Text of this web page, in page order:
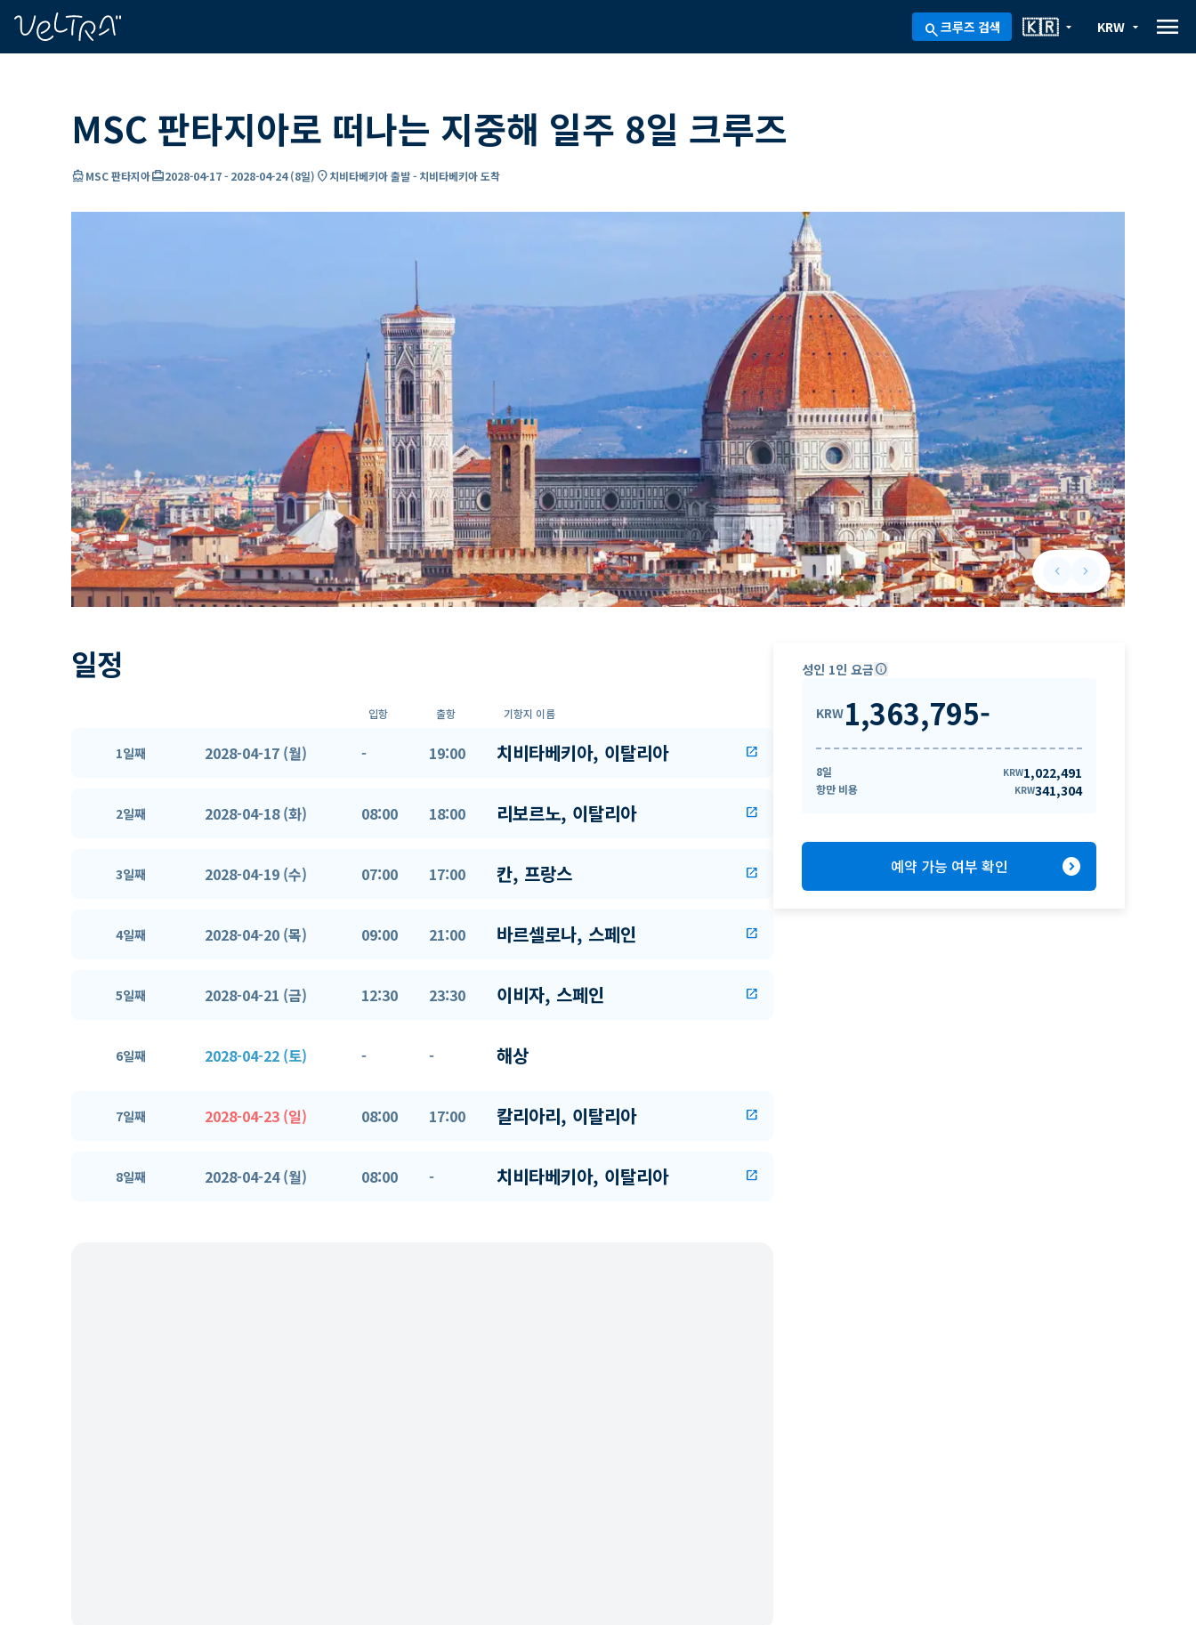
search크루즈 검색 arrow_drop_down
🇰🇷 arrow_drop_down
KRW menu
MSC 판타지아로 떠나는 지중해 일주 8일 크루즈
directions_boatMSC 판타지아card_travel2028-04-17- 2028-04-24(8일) location_on치비타베키아 출발 - 치비타베키아 도착
keyboard_arrow_leftPrevious slide
keyboard_arrow_rightNext slide
일정
입항 출항 기항지 이름
1일째 2028-04-17 (월) - 19:00 치비타베키아, 이탈리아 open_in_new
2일째 2028-04-18 (화) 08:00 18:00 리보르노, 이탈리아 open_in_new
3일째 2028-04-19 (수) 07:00 17:00 칸, 프랑스 open_in_new
4일째 2028-04-20 (목) 09:00 21:00 바르셀로나, 스페인 open_in_new
5일째 2028-04-21 (금) 12:30 23:30 이비자, 스페인 open_in_new
6일째 2028-04-22 (토) - - 해상
7일째 2028-04-23 (일) 08:00 17:00 칼리아리, 이탈리아 open_in_new
8일째 2028-04-24 (월) 08:00 - 치비타베키아, 이탈리아 open_in_new
성인 1인 요금info
KRW1,363,795-
8일 KRW1,022,491
항만 비용 KRW341,304
예약 가능 여부 확인 expand_circle_right